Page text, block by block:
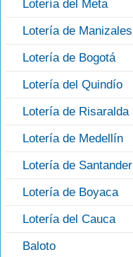
Lotería del Meta
Lotería de Manizales
Lotería de Bogotá
Lotería del Quindío
Lotería de Risaralda
Lotería de Medellín
Lotería de Santander
Lotería de Boyaca
Lotería del Cauca
Baloto